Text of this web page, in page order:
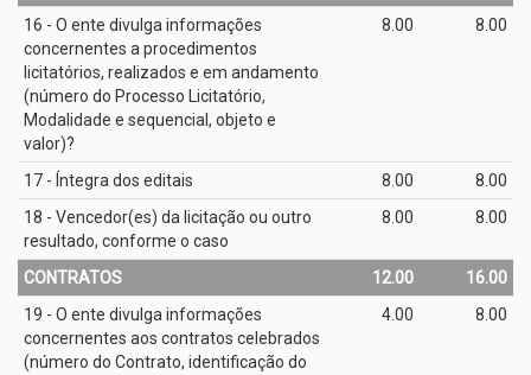
16 - O ente divulga informações
concernentes a procedimentos
licitatórios, realizados e em andamento
(número do Processo Licitatório,
Modalidade e sequencial, objeto e
valor)?
8.00 8.00
17 - Íntegra dos editais 8.00
8.00
18 - Vencedor(es) da licitação ou outro
resultado, conforme o caso
8.00 8.00
CONTRATOS 12.00
16.00
19 - O ente divulga informações
concernentes aos contratos celebrados
(número do Contrato, identificação do
4.00 8.00